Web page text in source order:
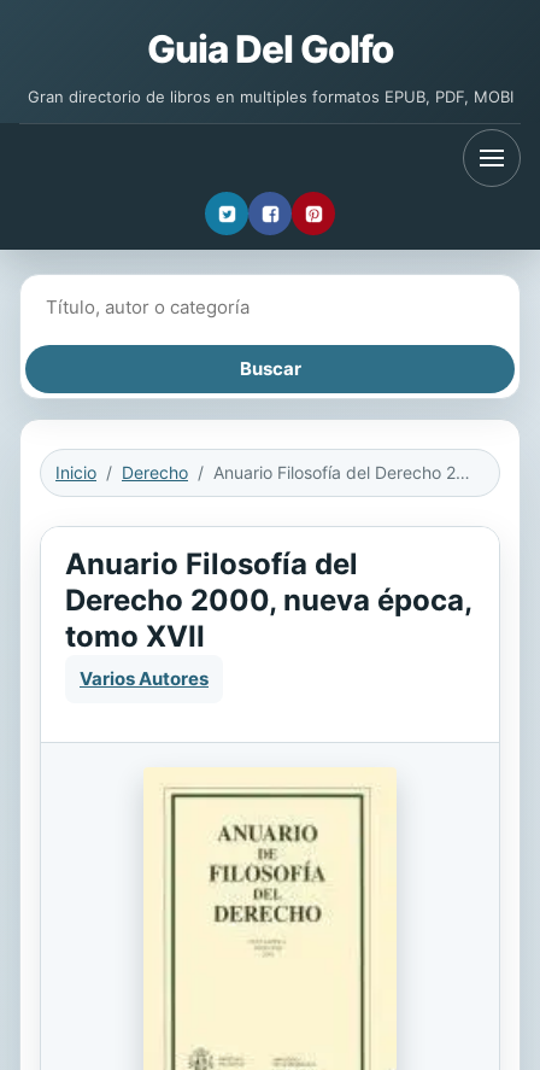
Guia Del Golfo
Gran directorio de libros en multiples formatos EPUB, PDF, MOBI
Inicio Derecho Anuario Filosofía del Derecho 2000, nueva época, tomo XVII
Anuario Filosofía del
Derecho 2000, nueva época,
tomo XVII
Varios Autores